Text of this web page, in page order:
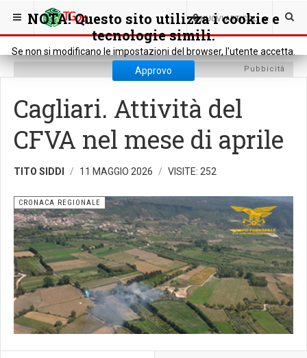
NOTA! Questo sito utilizza i cookie e
tecnologie simili.
Se non si modificano le impostazioni del browser, l'utente accetta.
Approvo
0 NUOVI ARTICOLI
SEI QUI: CRONACA CRONACA REGIONALE
Pubbicità
Cagliari. Attività del
CFVA nel mese di aprile
TITO SIDDI 11 MAGGIO 2026 VISITE: 252
CRONACA REGIONALE